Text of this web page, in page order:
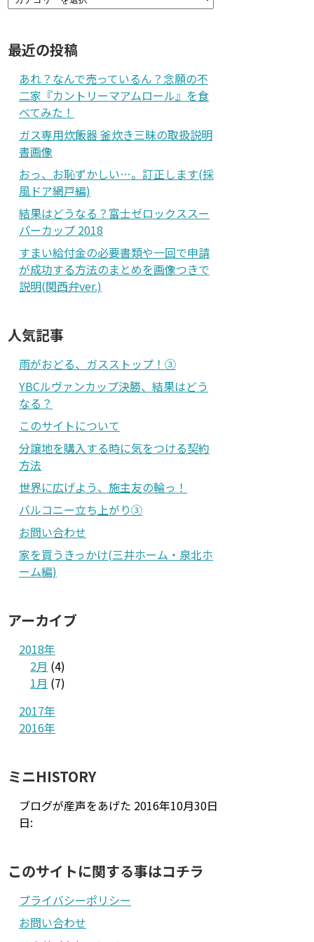
最近の投稿
あれ？なんで売っているん？念願の不
二家『カントリーマアムロール』を食
べてみた！
ガス専用炊飯器 釜炊き三昧の取扱説明
書画像
おっ、お恥ずかしい…。訂正します(採
風ドア網戸編)
結果はどうなる？富士ゼロックススー
パーカップ 2018
すまい給付金の必要書類や一回で申請
が成功する方法のまとめを画像つきで
説明(関西弁ver.)
人気記事
雨がおどる、ガスストップ！③
YBCルヴァンカップ決勝、結果はどう
なる？
このサイトについて
分譲地を購入する時に気をつける契約
方法
世界に広げよう、施主友の輪っ！
バルコニー立ち上がり③
お問い合わせ
家を買うきっかけ(三井ホーム・泉北ホ
ーム編)
アーカイブ
2018年
2月 (4)
1月 (7)
2017年
2016年
ミニHISTORY
2016年10月30日
ブログが産声をあげた
日:
このサイトに関する事はコチラ
プライバシーポリシー
お問い合わせ